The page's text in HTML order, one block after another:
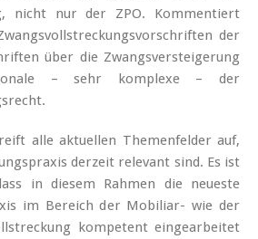
nicht nur der ZPO. Kommentiert
der
über die Zwangsversteigerung
– sehr komplexe – der
alle aktuellen Themenfelder auf,
derzeit relevant sind. Es ist
in diesem Rahmen die neueste
im Bereich der Mobiliar- wie der
kompetent eingearbeitet